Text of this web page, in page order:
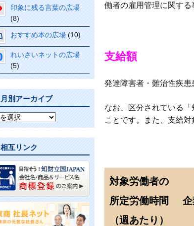
働者の雇用管理に関する
支給額
発達障害者・難治性疾患
なお、区分されている
ことです。また、支給対
対象労働者の
所定労働時間
（週あたり）
印象に残る言葉の広場
(8)
おすすめ本の広場 (10)
れいさいネットの広場
(5)
月別アーカイブ
相互リンク